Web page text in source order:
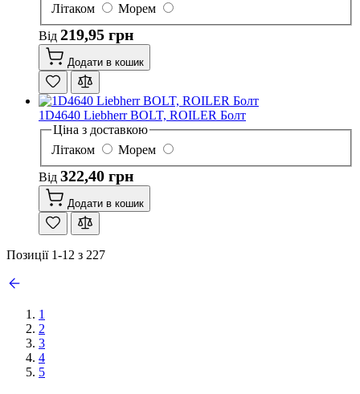
Літаком
Морем
Від 219,95 грн
Додати в кошик
1D4640 Liebherr BOLT, ROILER Болт
Ціна з доставкою
Літаком
Морем
Від 322,40 грн
Додати в кошик
Позиції 1-12 з 227
1
2
3
4
5